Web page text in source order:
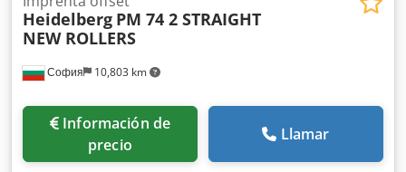
София 10,803 km
Heidelberg PM 74 2 STRAIGHT
NEW ROLLERS
Información de
precio
Llamar